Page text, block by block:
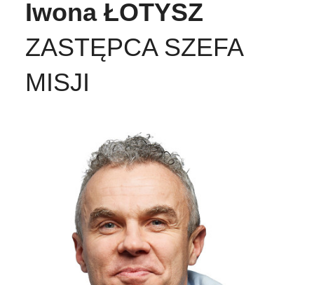
Iwona ŁOTYSZ
ZASTĘPCA SZEFA
MISJI